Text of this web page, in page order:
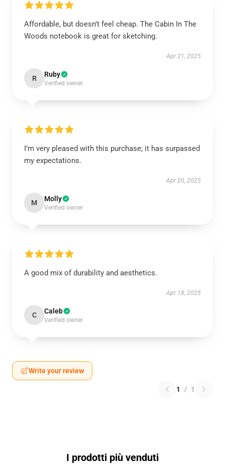
Affordable, but doesn’t feel cheap. The Cabin In The
Woods notebook is great for sketching.
Apr 21, 2025
R Ruby
Verified owner
I’m very pleased with this purchase; it has surpassed
my expectations.
Apr 20, 2025
M Molly
Verified owner
A good mix of durability and aesthetics.
Apr 18, 2025
C Caleb
Verified owner
Write your review
1 / 1
I prodotti più venduti